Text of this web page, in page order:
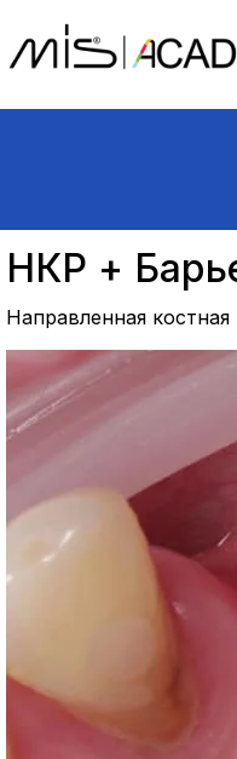
НКР +
Направленная